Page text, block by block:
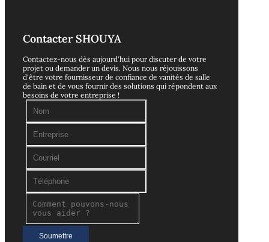
Contacter SHOUYA
Contactez-nous dès aujourd'hui pour discuter de votre
projet ou demander un devis. Nous nous réjouissons
d'être votre fournisseur de confiance de vanités de salle
de bain et de vous fournir des solutions qui répondent aux
besoins de votre entreprise !
Soumettre